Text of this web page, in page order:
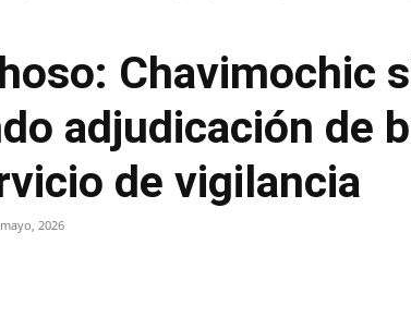
Chavimochic
adjudicación de
de vigilancia
2026